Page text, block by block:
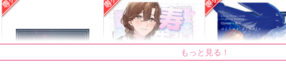
俺は聞いてないんだが！？
アイスたべたい
472円（税込）
たにぱにっく
たにぱにっく
629円（税込）
マレシル再録
三色茶房。
2,357円（税込）
もっと見る！